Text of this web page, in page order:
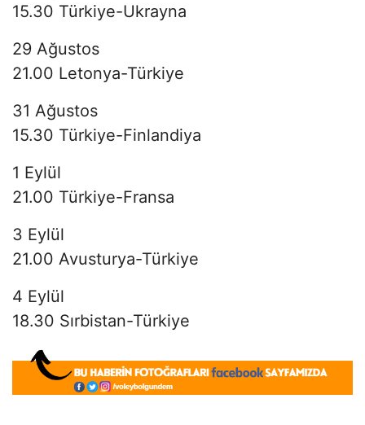
15.30 Türkiye-Ukrayna
29 Ağustos
21.00 Letonya-Türkiye
31 Ağustos
15.30 Türkiye-Finlandiya
1 Eylül
21.00 Türkiye-Fransa
3 Eylül
21.00 Avusturya-Türkiye
4 Eylül
18.30 Sırbistan-Türkiye